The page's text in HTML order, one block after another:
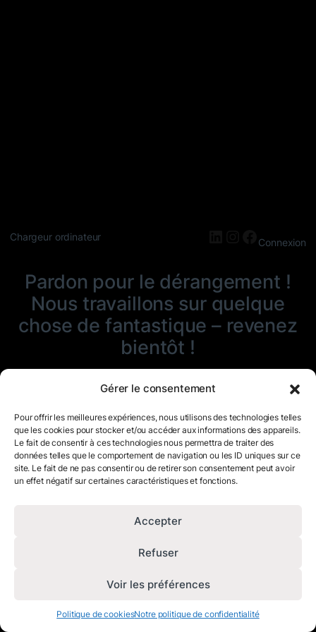
Gérer le consentement
Pour offrir les meilleures expériences, nous utilisons des technologies telles
que les cookies pour stocker et/ou accéder aux informations des appareils.
Le fait de consentir à ces technologies nous permettra de traiter des
données telles que le comportement de navigation ou les ID uniques sur ce
site. Le fait de ne pas consentir ou de retirer son consentement peut avoir
un effet négatif sur certaines caractéristiques et fonctions.
Accepter
Refuser
Voir les préférences
Politique de cookiesNotre politique de confidentialité
Chargeur ordinateur LinkedIn
Instagram
Connexion
Pardon pour le dérangement !
Nous travaillons sur quelque
chose de fantastique – revenez
bientôt !